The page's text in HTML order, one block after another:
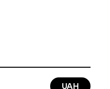
районі
Це 6
UAH